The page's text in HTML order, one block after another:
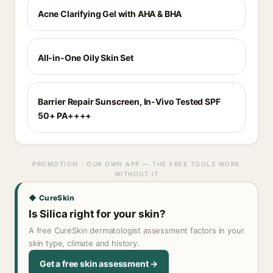
Acne Clarifying Gel with AHA & BHA
All-in-One Oily Skin Set
Barrier Repair Sunscreen, In-Vivo Tested SPF
50+ PA++++
PROMOTION · OUR OWN APP — THE FREE TOOLS WORK
WITHOUT IT
◆ CureSkin
Is Silica right for your skin?
A free CureSkin dermatologist assessment factors in your
skin type, climate and history.
Get a free skin assessment →